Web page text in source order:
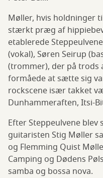
Møller, hvis holdninger
stærkt præg af
etablerede
(vokal), Søren Seirup
(trommer), der på trods
formåede at sætte sig
rockscene især takket
Dunhammeraften, Itsi-
Efter Steppeulvene blev
guitaristen Stig Møller
og Flemming Quist
Camping og Dødens
samba og bossa nova.